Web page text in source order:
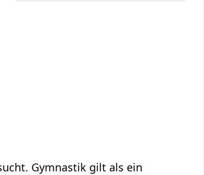
Gymnastik gilt als ein